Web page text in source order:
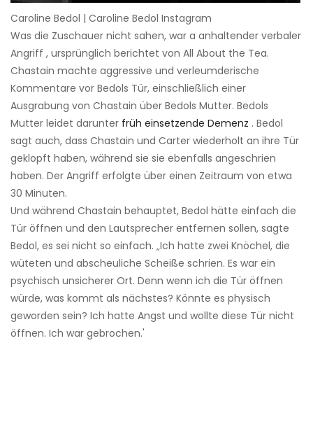
Caroline Bedol | Caroline Bedol Instagram
Was die Zuschauer nicht sahen, war a anhaltender verbaler
Angriff , ursprünglich berichtet von All About the Tea.
Chastain machte aggressive und verleumderische
Kommentare vor Bedols Tür, einschließlich einer
Ausgrabung von Chastain über Bedols Mutter. Bedols
Mutter leidet darunter früh einsetzende Demenz . Bedol
sagt auch, dass Chastain und Carter wiederholt an ihre Tür
geklopft haben, während sie sie ebenfalls angeschrien
haben. Der Angriff erfolgte über einen Zeitraum von etwa
30 Minuten.
Und während Chastain behauptet, Bedol hätte einfach die
Tür öffnen und den Lautsprecher entfernen sollen, sagte
Bedol, es sei nicht so einfach. „Ich hatte zwei Knöchel, die
wüteten und abscheuliche Scheiße schrien. Es war ein
psychisch unsicherer Ort. Denn wenn ich die Tür öffnen
würde, was kommt als nächstes? Könnte es physisch
geworden sein? Ich hatte Angst und wollte diese Tür nicht
öffnen. Ich war gebrochen.'